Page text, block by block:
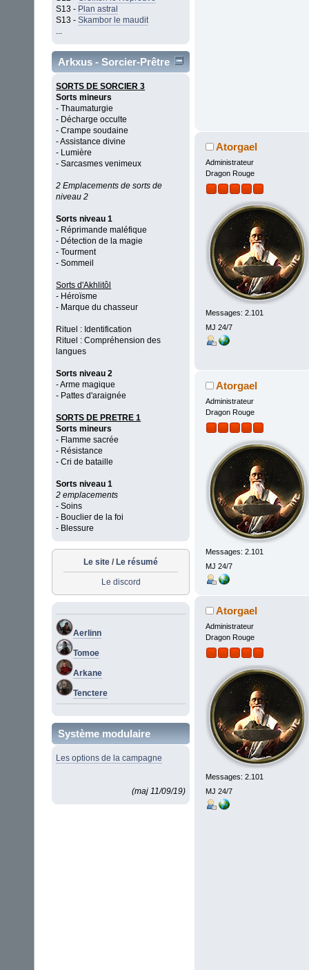
S13 - Plan astral
S13 -Skambor le maudit
...
Arkxus - Sorcier-Prêtre
SORTS DE SORCIER 3
Sorts mineurs
- Thaumaturgie
- Décharge occulte
- Crampe soudaine
- Assistance divine
- Lumière
- Sarcasmes venimeux
2 Emplacements de sorts de
niveau 2
Sorts niveau 1
- Réprimande maléfique
- Détection de la magie
- Tourment
- Sommeil
Sorts d'Akhlitôl
- Héroïsme
- Marque du chasseur
Rituel : Identification
Rituel : Compréhension des
langues
Sorts niveau 2
- Arme magique
- Pattes d'araignée
SORTS DE PRETRE 1
Sorts mineurs
- Flamme sacrée
- Résistance
- Cri de bataille
Sorts niveau 1
2 emplacements
- Soins
- Bouclier de la foi
- Blessure
Le site / Le résumé
Le discord
Aerlinn
Tomoe
Arkane
Tenctere
Système modulaire
Les options de la campagne
(maj 11/09/19)
Atorgael
Administrateur
Dragon Rouge
Messages: 2.101
MJ 24/7
Atorgael
Administrateur
Dragon Rouge
Messages: 2.101
MJ 24/7
Atorgael
Administrateur
Dragon Rouge
Messages: 2.101
MJ 24/7